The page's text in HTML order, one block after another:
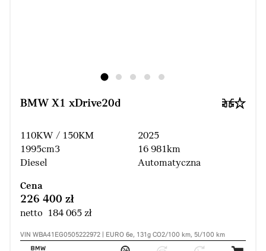
BMW X1 xDrive20d
110KW / 150KM
1995cm3
Diesel
2025
16 981km
Automatyczna
Cena
226 400 zł
netto 184 065 zł
VIN WBA41EG0505222972 | EURO 6e, 131g CO2/100 km, 5l/100 km